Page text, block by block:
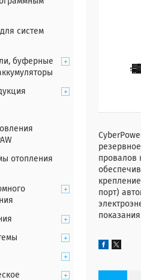
провалов
порт)
систем
буферные
отопления